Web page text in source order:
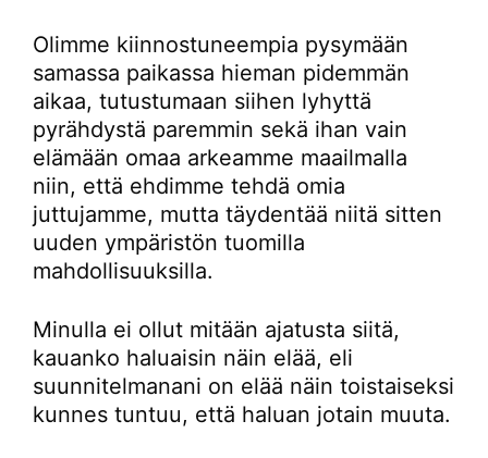
Olimme kiinnostuneempia pysymään
samassa paikassa hieman pidemmän
aikaa, tutustumaan siihen lyhyttä
pyrähdystä paremmin sekä ihan vain
elämään omaa arkeamme maailmalla
niin, että ehdimme tehdä omia
juttujamme, mutta täydentää niitä sitten
uuden ympäristön tuomilla
mahdollisuuksilla.
Minulla ei ollut mitään ajatusta siitä,
kauanko haluaisin näin elää, eli
suunnitelmanani on elää näin toistaiseksi
kunnes tuntuu, että haluan jotain muuta.